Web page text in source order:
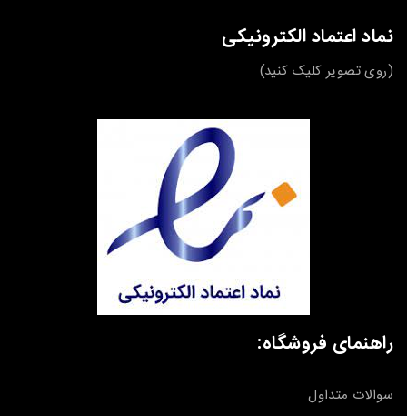
نماد اعتماد الکترونیکی
(روی تصویر کلیک کنید)
راهنمای فروشگاه:
سوالات متداول